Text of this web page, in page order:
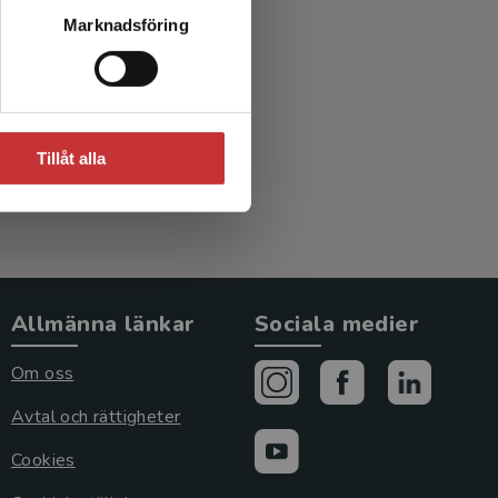
Marknadsföring
Tillåt alla
vid
(red.)
Allmänna länkar
Om oss
Avtal och rättigheter
Cookies
Sociala medier